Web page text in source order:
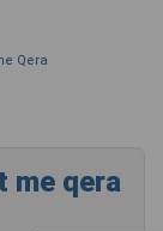
Qera
me qera